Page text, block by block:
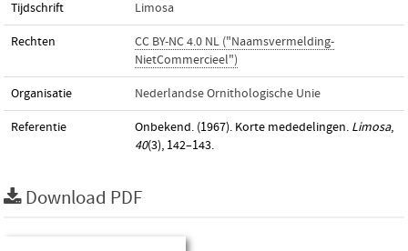
Tijdschrift Limosa
Rechten
CC BY-NC 4.0 NL ("Naamsvermelding-
NietCommercieel")
Organisatie Nederlandse Ornithologische Unie
Referentie Onbekend. (1967). Korte mededelingen. Limosa,
40(3), 142–143.
Download PDF